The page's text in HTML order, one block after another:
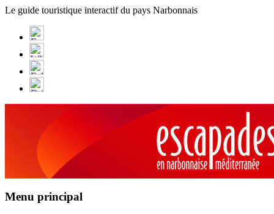
Panneau de gestion des cookies
Le guide touristique interactif du pays Narbonnais
Menu principal